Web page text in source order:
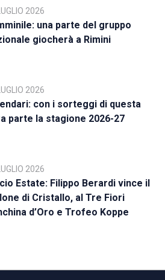
2026
una parte del gruppo
giocherà a Rimini
2026
con i sorteggi di questa
parte la stagione 2026-27
2026
Estate: Filippo Berardi vince il
di Cristallo, al Tre Fiori
d’Oro e Trofeo Koppe